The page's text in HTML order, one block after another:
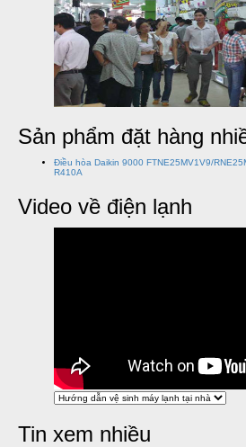
Sản phẩm đặt hàng
Điều hòa Daikin 9000 FTNE25MV1V9/
R410A
Video về điện lạnh
Tin xem nhiều